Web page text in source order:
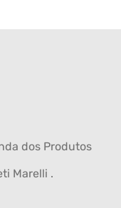
dos Produtos
Marelli .